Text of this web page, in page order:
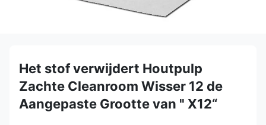
Het stof verwijdert Houtpulp
Zachte Cleanroom Wisser 12 de
Aangepaste Grootte van " X12“